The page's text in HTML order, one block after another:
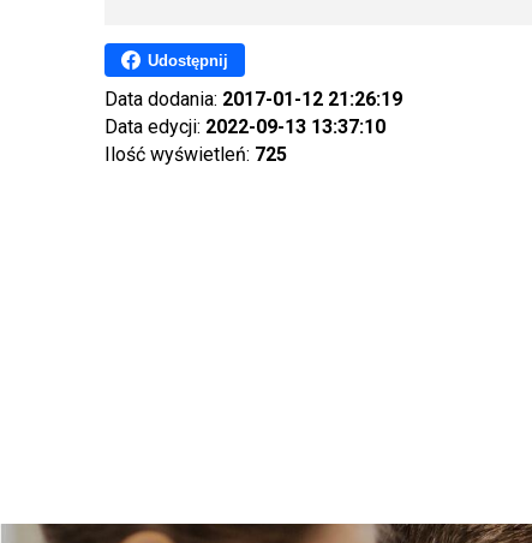
Udostępnij
Data dodania: 2017-01-12 21:26:19
Data edycji: 2022-09-13 13:37:10
Ilość wyświetleń: 725